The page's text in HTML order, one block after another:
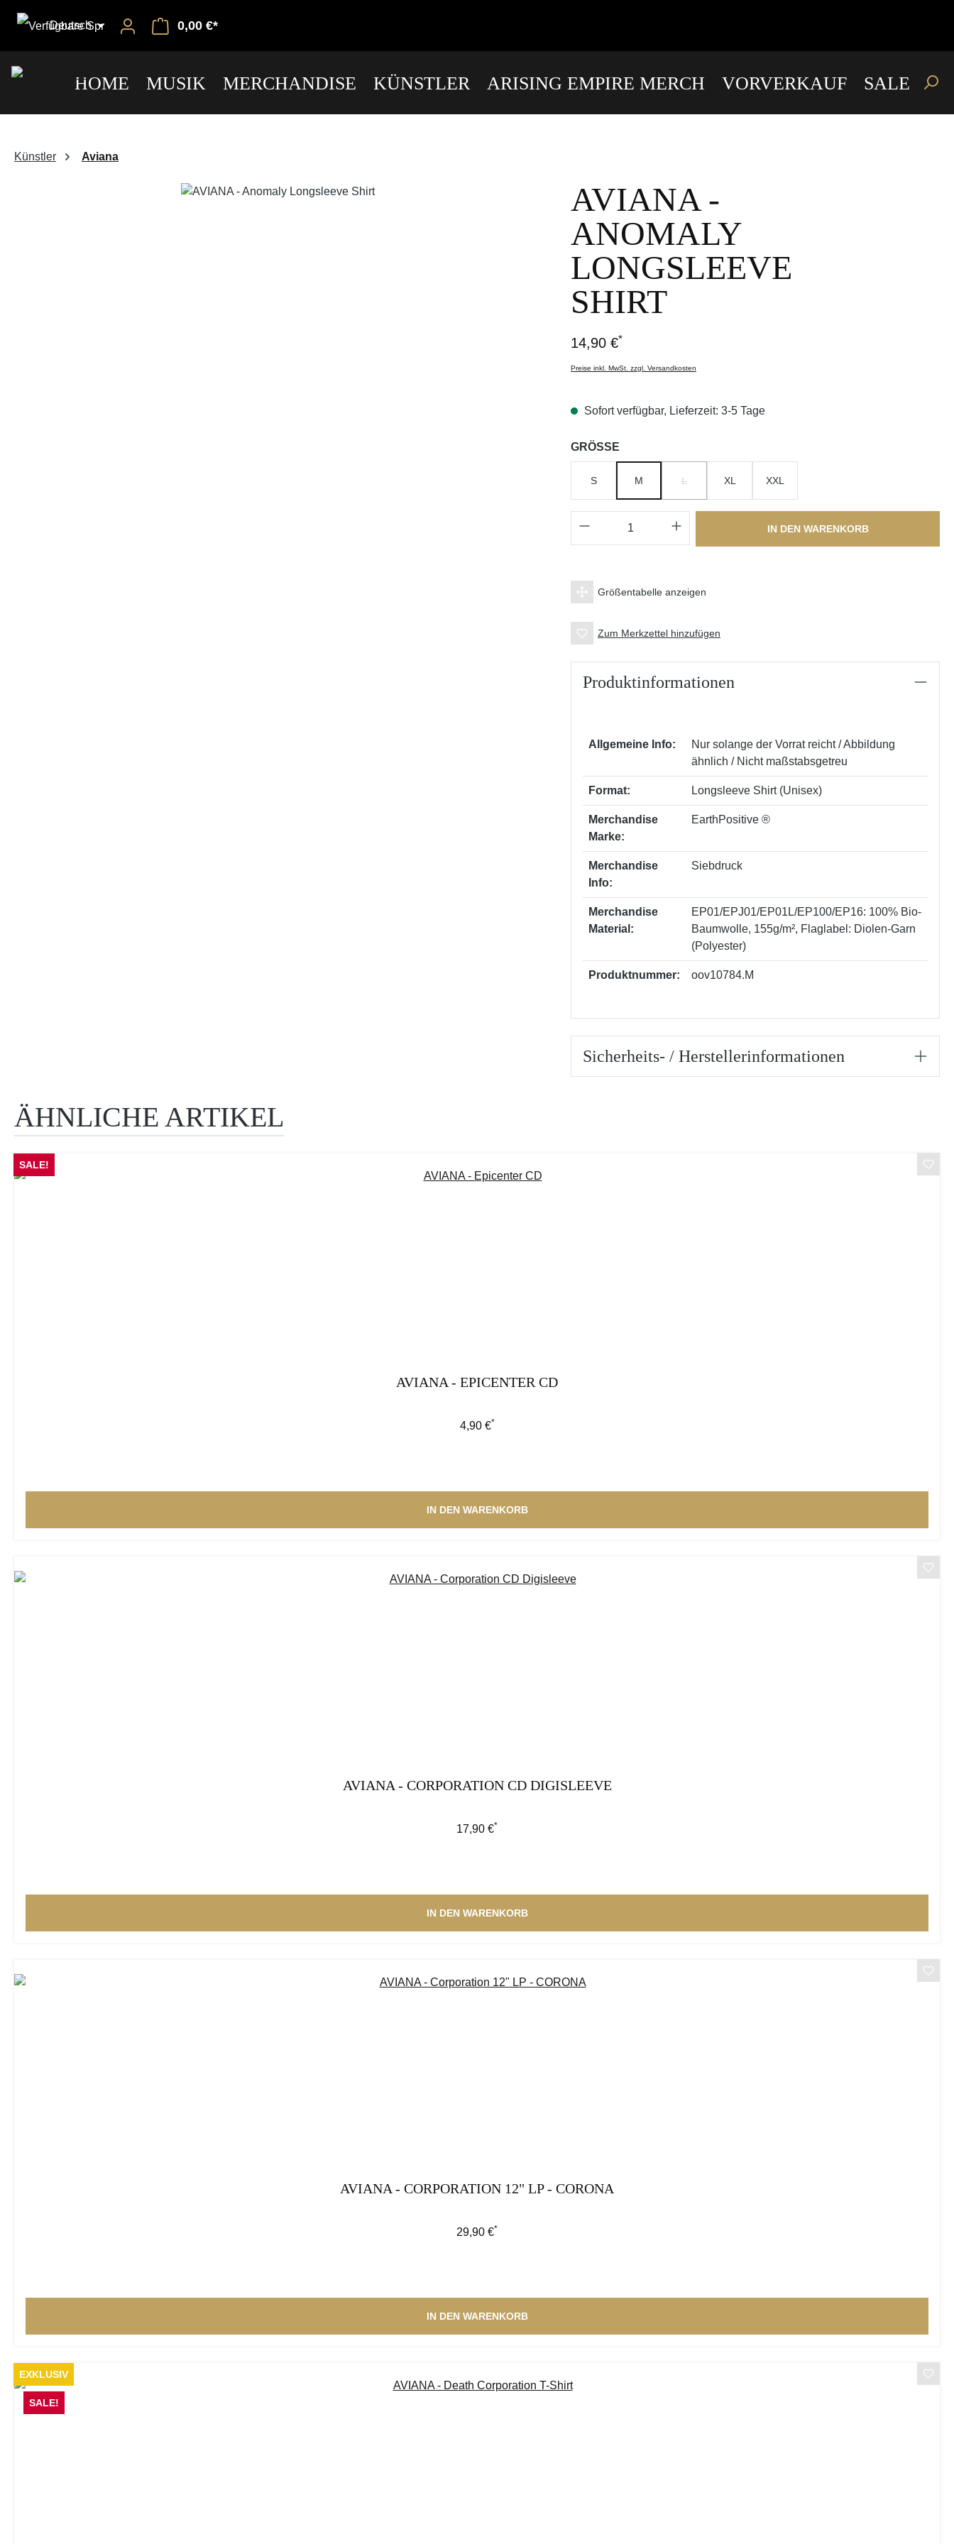
Deutsch 0,00 €*
HOME MUSIK MERCHANDISE KÜNSTLER ARISING EMPIRE MERCH VORVERKAUF SALE
Künstler Aviana
AVIANA -
ANOMALY
LONGSLEEVE
SHIRT
14,90 €*
Preise inkl. MwSt. zzgl. Versandkosten
Sofort verfügbar, Lieferzeit: 3-5 Tage
GRÖSSE
S M L XL XXL
Produkt Anzahl: Gib den gewünschten Wert ein
IN DEN WARENKORB
Größentabelle anzeigen
Zum Merkzettel hinzufügen
Produktinformationen
Allgemeine Info:
Nur solange der Vorrat reicht / Abbildung
ähnlich / Nicht maßstabsgetreu
Format: Longsleeve Shirt (Unisex)
Merchandise
Marke:
EarthPositive ®
Merchandise
Info:
Siebdruck
Merchandise
Material:
EP01/EPJ01/EP01L/EP100/EP16: 100% Bio-
Baumwolle, 155g/m², Flaglabel: Diolen-Garn
(Polyester)
Produktnummer: oov10784.M
Sicherheits- / Herstellerinformationen
ÄHNLICHE ARTIKEL
Produktgalerie überspringen
SALE!
AVIANA - EPICENTER CD
Regulärer Preis:
4,90 €*
IN DEN WARENKORB
AVIANA - CORPORATION CD DIGISLEEVE
Regulärer Preis:
17,90 €*
IN DEN WARENKORB
AVIANA - CORPORATION 12" LP - CORONA
Regulärer Preis:
29,90 €*
IN DEN WARENKORB
EXKLUSIV
SALE!